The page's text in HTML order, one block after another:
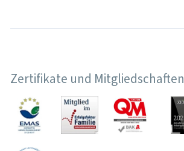
Zertifikate und Mitgliedschaften